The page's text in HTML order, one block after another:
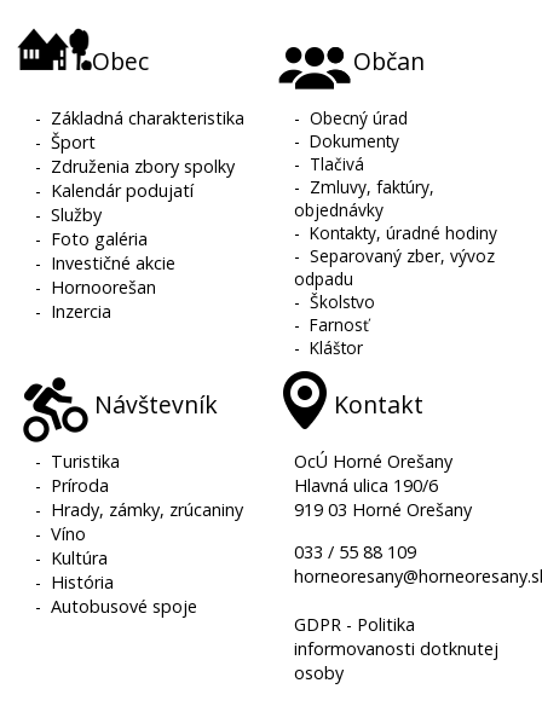
Obec
- Základná charakteristika
-Šport
- Združenia zbory spolky
- Kalendár podujatí
-Služby
- Foto galéria
- Investičné akcie
- Hornoorešan
- Inzercia
Občan
-Obecný úrad
-Dokumenty
- Tlačivá
- Zmluvy, faktúry,
objednávky
-Kontakty, úradné hodiny
-Separovaný zber, vývoz
odpadu
-Školstvo
-Farnosť
-Kláštor
Návštevník
- Turistika
- Príroda
- Hrady, zámky, zrúcaniny
-Víno
- Kultúra
- História
-Autobusové spoje
Kontakt
OcÚ Horné Orešany
Hlavná ulica 190/6
919 03 Horné Orešany
033 / 55 88 109
GDPR - Politika
informovanosti dotknutej
osoby